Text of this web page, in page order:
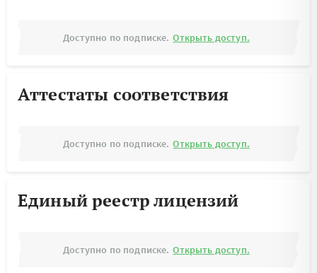
Доступно по подписке. Открыть доступ.
Аттестаты соответствия
Доступно по подписке. Открыть доступ.
Единый реестр лицензий
Доступно по подписке. Открыть доступ.